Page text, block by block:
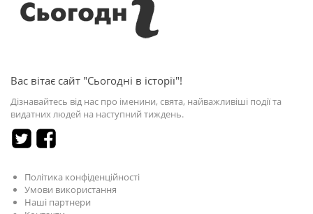
Вас вітає сайт "Сьогодні в історії"!
Дізнавайтесь від нас про іменини, свята, найважливіші події та
видатних людей на наступний тиждень.
Політика конфіденційності
Умови використання
Наші партнери